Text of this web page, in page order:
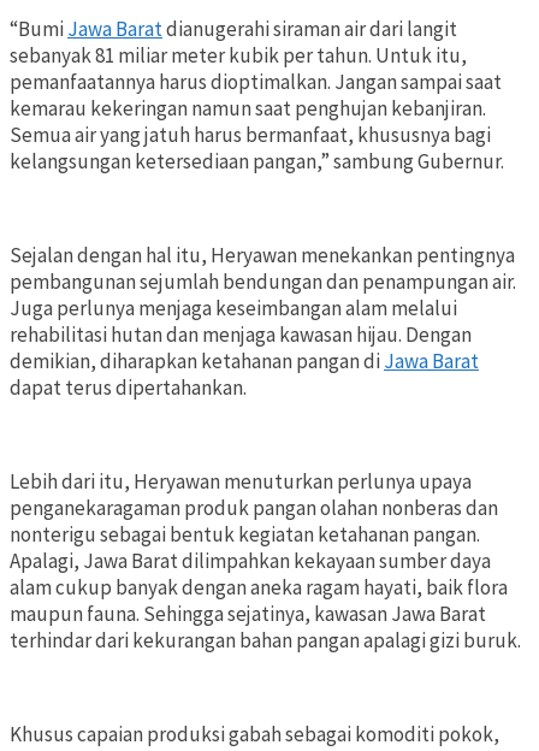
“BumiJawa Baratdianugerahi siraman air dari langit
sebanyak 81 miliar meter kubik per tahun. Untuk itu,
pemanfaatannya harus dioptimalkan. Jangan sampai saat
kemarau kekeringan namun saat penghujan kebanjiran.
Semua air yang jatuh harus bermanfaat, khususnya bagi
kelangsungan ketersediaan pangan,” sambung Gubernur.
Sejalan dengan hal itu, Heryawan menekankan pentingnya
pembangunan sejumlah bendungan dan penampungan air.
Juga perlunya menjaga keseimbangan alam melalui
rehabilitasi hutan dan menjaga kawasan hijau. Dengan
demikian, diharapkan ketahanan pangan diJawa Barat
dapat terus dipertahankan.
Lebih dari itu, Heryawan menuturkan perlunya upaya
penganekaragaman produk pangan olahan nonberas dan
nonterigu sebagai bentuk kegiatan ketahanan pangan.
Apalagi, Jawa Barat dilimpahkan kekayaan sumber daya
alam cukup banyak dengan aneka ragam hayati, baik flora
maupun fauna. Sehingga sejatinya, kawasan Jawa Barat
terhindar dari kekurangan bahan pangan apalagi gizi buruk.
Khusus capaian produksi gabah sebagai komoditi pokok,